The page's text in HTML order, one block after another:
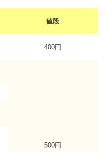
値段
400円
500円